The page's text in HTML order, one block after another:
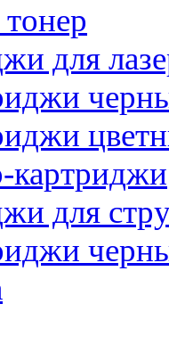
для
картриджи
для